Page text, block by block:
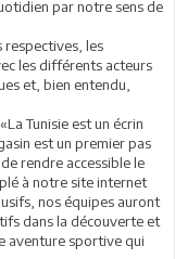
par notre sens de
respectives, les
les différents acteurs
et, bien entendu,
Tunisie est un écrin
est un premier pas
rendre accessible le
à notre site internet
nos équipes auront
dans la découverte et
aventure sportive qui